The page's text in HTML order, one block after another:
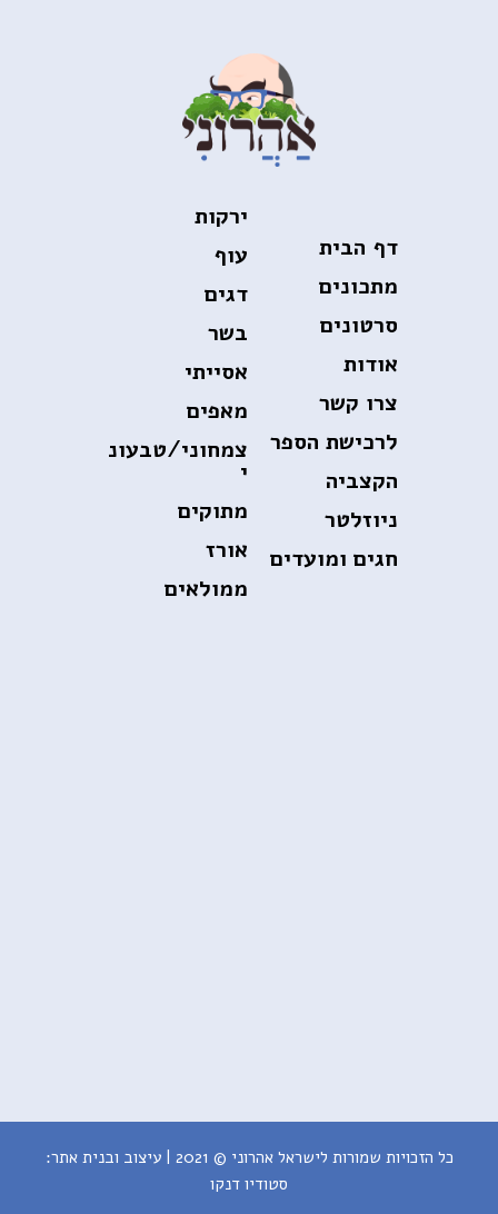
דף הבית
מתכונים
סרטונים
אודות
צרו קשר
לרכישת הספר
הקצביה
ניוזלטר
חגים ומועדים
ירקות
עוף
דגים
בשר
אסייתי
מאפים
צמחוני/טבעונ
י
מתוקים
אורז
ממולאים
כל הזכויות שמורות לישראל אהרוני © 2021 | עיצוב ובנית אתר:
סטודיו דנקו